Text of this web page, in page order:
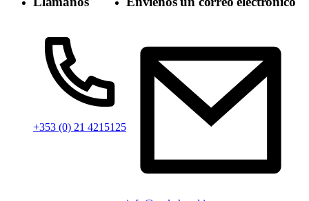
+353 (0) 21 4215125